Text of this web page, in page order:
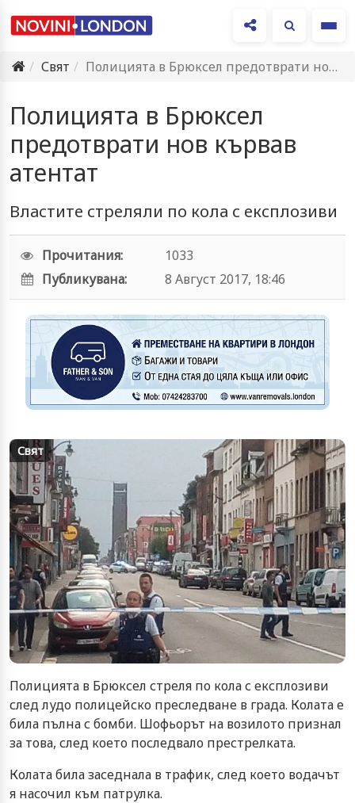
Свят
Полицията в Брюксел предотврати нов кървав атентат
Полицията в Брюксел
предотврати нов кървав
атентат
Властите стреляли по кола с експлозиви
Прочитания:
1033
Публикувана:
8 Август 2017, 18:46
Свят
Полицията в Брюксел стреля по кола с експлозиви
след лудо полицейско преследване в града. Колата е
била пълна с бомби. Шофьорът на возилото признал
за това, след което последвало престрелката.
Колата била заседнала в трафик, след което водачът
я насочил към патрулка.